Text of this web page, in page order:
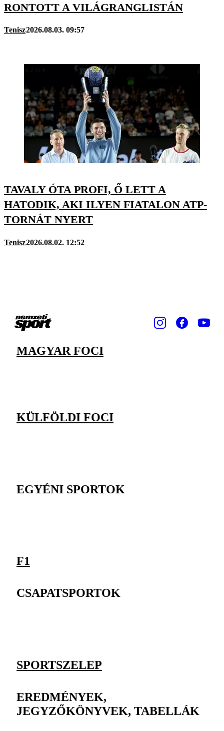
RONTOTT A VILÁGRANGLISTÁN
Tenisz2026.08.03. 09:57
TAVALY ÓTA PROFI, Ő LETT A
HATODIK, AKI ILYEN FIATALON ATP-
TORNÁT NYERT
Tenisz2026.08.02. 12:52
MAGYAR FOCI
KÜLFÖLDI FOCI
EGYÉNI SPORTOK
F1
CSAPATSPORTOK
SPORTSZELEP
EREDMÉNYEK,
JEGYZŐKÖNYVEK, TABELLÁK